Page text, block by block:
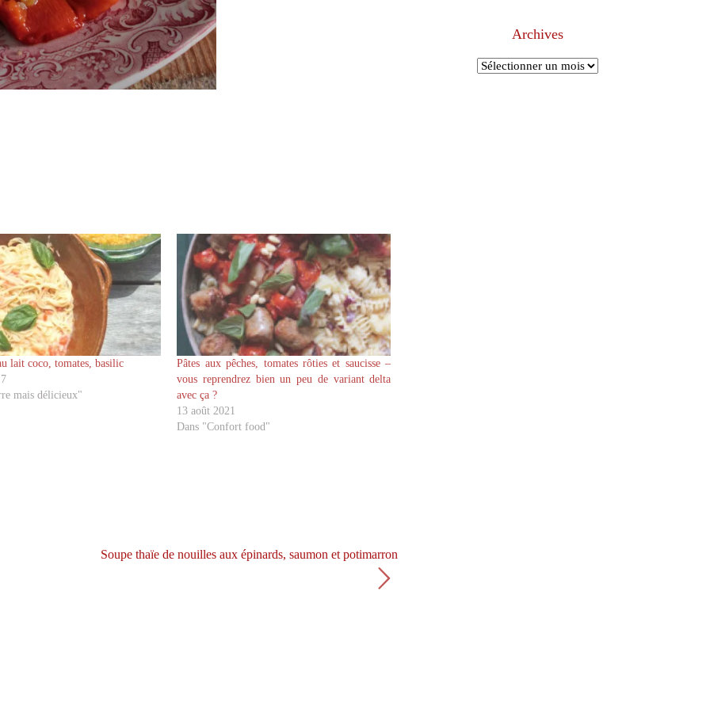
lait coco, tomates, basilic
mais délicieux"
Pâtes aux pêches, tomates rôties et saucisse –
vous reprendrez bien un peu de variant delta
avec ça ?
13 août 2021
Dans "Confort food"
Soupe thaïe de nouilles aux épinards, saumon et potimarron
Archives
Archives